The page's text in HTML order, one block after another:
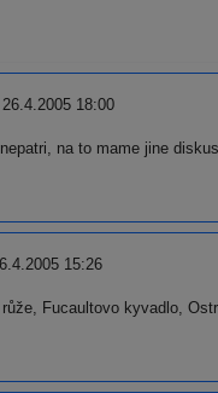
18:00
na to mame jine
15:26
Fucaultovo kyvadlo,